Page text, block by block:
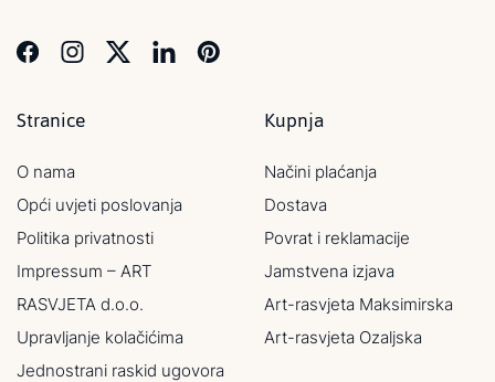
Stranice
O nama
Opći uvjeti poslovanja
Politika privatnosti
Impressum – ART
RASVJETA d.o.o.
Upravljanje kolačićima
Jednostrani raskid ugovora
Kupnja
Načini plaćanja
Dostava
Povrat i reklamacije
Jamstvena izjava
Art-rasvjeta Maksimirska
Art-rasvjeta Ozaljska